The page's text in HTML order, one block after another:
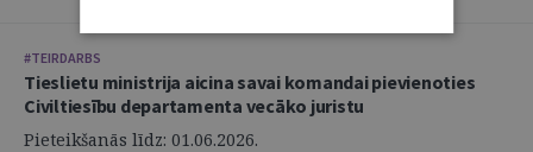
#TEIRDARBS
Tieslietu ministrija aicina savai komandai pievienoties
Civiltiesību departamenta vecāko juristu
Pieteikšanās līdz: 01.06.2026.